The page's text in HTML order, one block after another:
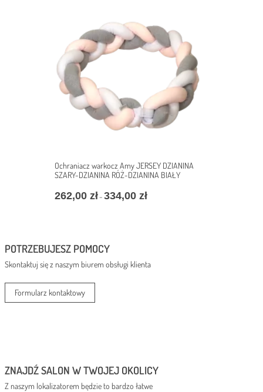
455,00 zł
Ochraniacz warkocz Amy JERSEY DZIANINA
SZARY-DZIANINA RÓŻ-DZIANINA BIAŁY
262,00 zł– 334,00 złZakres
POTRZEBUJESZ POMOCY
Skontaktuj się z naszym biurem obsługi klienta
Formularz kontaktowy
ZNAJDŹ SALON W TWOJEJ OKOLICY
Z naszym lokalizatorem będzie to bardzo łatwe